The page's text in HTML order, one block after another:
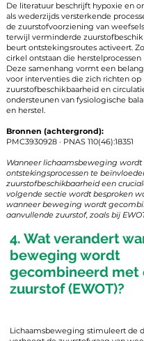
De literatuur beschrijft hypoxie en
als wederzijds versterkende
de zuurstofvoorziening van
terwijl verminderde
beurt ontstekingsroutes activeert.
cirkel ontstaan die
Deze samenhang vormt een
voor interventies die zich richten
zuurstofbeschikbaarheid en
ondersteunen van fysiologische
en herstel.
Bronnen (achtergrond):
PMC3930928 · PNAS 110(46):18351
Wanneer lichaamsbeweging
ontstekingsprocessen te
zuurstofbeschikbaarheid een
volgende sectie wordt besproken
wanneer beweging wordt
aanvullende zuurstof, zoals bij
4. Wat verandert
beweging wordt
gecombineerd met
zuurstof (EWOT)?
Lichaamsbeweging stimuleert de